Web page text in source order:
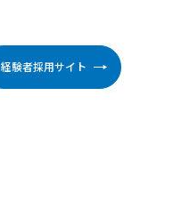
経験者採用サイト